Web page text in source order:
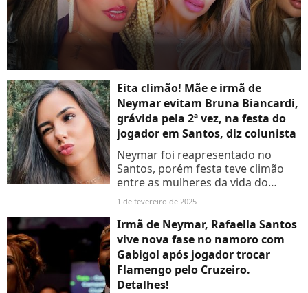
Eita climão! Mãe e irmã de
Neymar evitam Bruna Biancardi,
grávida pela 2ª vez, na festa do
jogador em Santos, diz colunista
Neymar foi reapresentado no
Santos, porém festa teve climão
entre as mulheres da vida do
jogador: sua mãe, sua irmã, sua
namorada, segundo a colunista
Fábia Oliveira, do Metrópoles
1 de fevereiro de 2025
Irmã de Neymar, Rafaella Santos
vive nova fase no namoro com
Gabigol após jogador trocar
Flamengo pelo Cruzeiro.
Detalhes!